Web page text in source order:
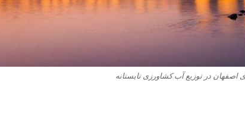
اصفهان در توزیع آب کشاورزی تابستانه